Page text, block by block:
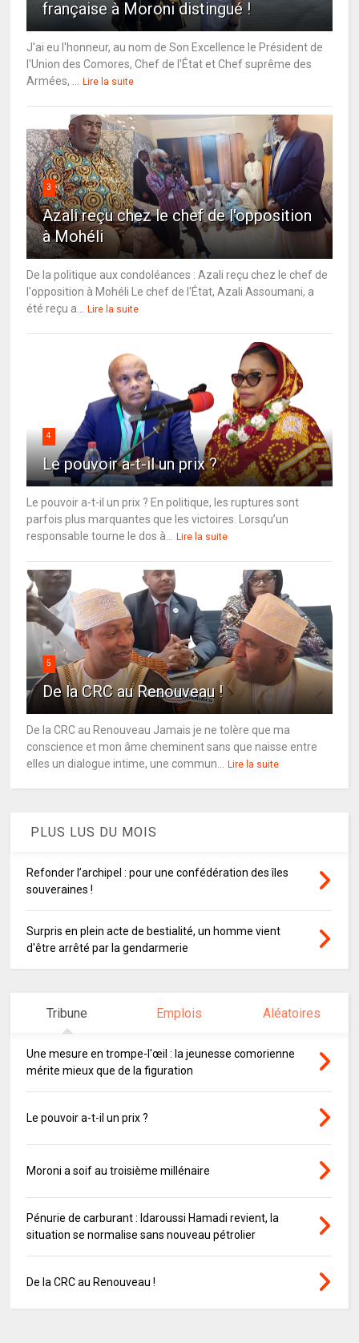
française à Moroni distingué !
J'ai eu l'honneur, au nom de Son Excellence le Président de
l'Union des Comores, Chef de l'État et Chef suprême des
Armées, ...
Lire la suite
3
Azali reçu chez le chef de l'opposition
à Mohéli
De la politique aux condoléances : Azali reçu chez le chef de
l'opposition à Mohéli Le chef de l'État, Azali Assoumani, a
été reçu a...
Lire la suite
4
Le pouvoir a-t-il un prix ?
Le pouvoir a-t-il un prix ? En politique, les ruptures sont
parfois plus marquantes que les victoires. Lorsqu’un
responsable tourne le dos à...
Lire la suite
5
De la CRC au Renouveau !
De la CRC au Renouveau Jamais je ne tolère que ma
conscience et mon âme cheminent sans que naisse entre
elles un dialogue intime, une commun...
Lire la suite
PLUS LUS DU MOIS
Refonder l’archipel : pour une confédération des îles
souveraines !
Surpris en plein acte de bestialité, un homme vient
d'être arrêté par la gendarmerie
Tribune Emplois Aléatoires
Une mesure en trompe-l'œil : la jeunesse comorienne
mérite mieux que de la figuration
Le pouvoir a-t-il un prix ?
Moroni a soif au troisième millénaire
Pénurie de carburant : Idaroussi Hamadi revient, la
situation se normalise sans nouveau pétrolier
De la CRC au Renouveau !